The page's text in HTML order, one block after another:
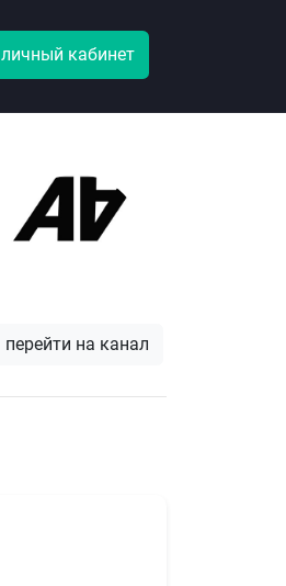
личный кабинет
перейти на канал